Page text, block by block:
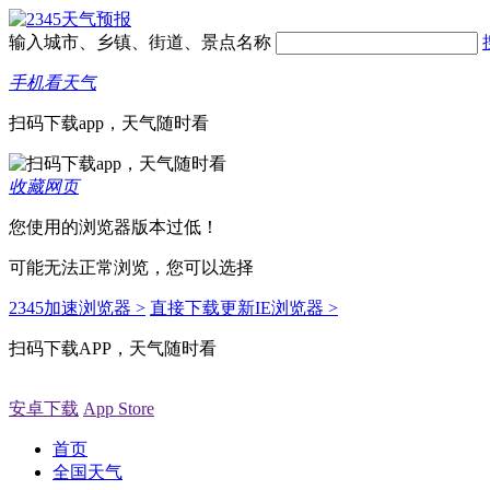
输入城市、乡镇、街道、景点名称
手机看天气
扫码下载app，天气随时看
收藏网页
您使用的浏览器版本过低！
可能无法正常浏览，您可以选择
2345加速浏览器 > 直接下载更新IE浏览器 >
扫码下载APP，天气随时看
安卓下载 App Store
首页
全国天气